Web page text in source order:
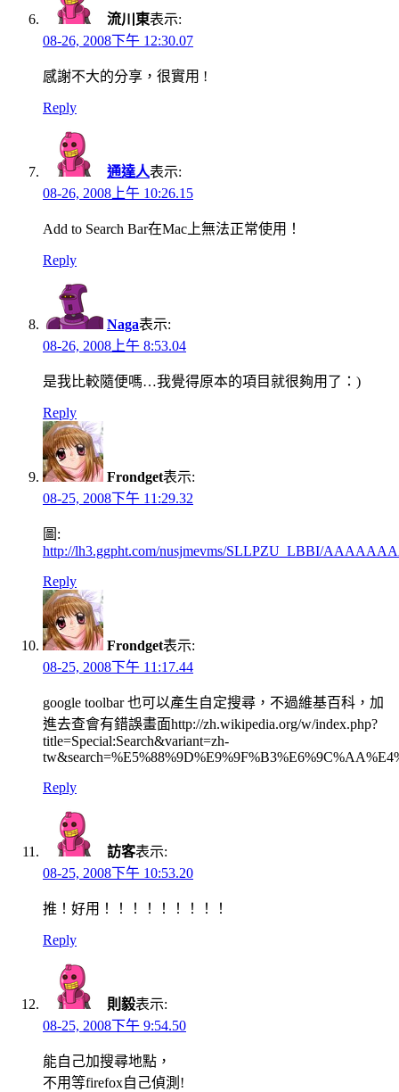
流川東表示:
08-26, 2008下午 12:30.07
感謝不大的分享，很實用 !
Reply
通達人表示:
08-26, 2008上午 10:26.15
Add to Search Bar在Mac上無法正常使用！
Reply
Naga表示:
08-26, 2008上午 8:53.04
是我比較隨便嗎…我覺得原本的項目就很夠用了：)
Reply
Frondget表示:
08-25, 2008下午 11:29.32
圖:
http://lh3.ggpht.com/nusjmevms/SLLPZU_LBBI/
Reply
Frondget表示:
08-25, 2008下午 11:17.44
google toolbar 也可以產生自定搜尋，不過維基百科，加
進去查會有錯誤畫面http://zh.wikipedia.org/w/index.php?
title=Special:Search&variant=zh-
Reply
訪客表示:
08-25, 2008下午 10:53.20
推！好用！！！！！！！！！
Reply
則毅表示:
08-25, 2008下午 9:54.50
能自己加搜尋地點，
不用等firefox自己偵測!